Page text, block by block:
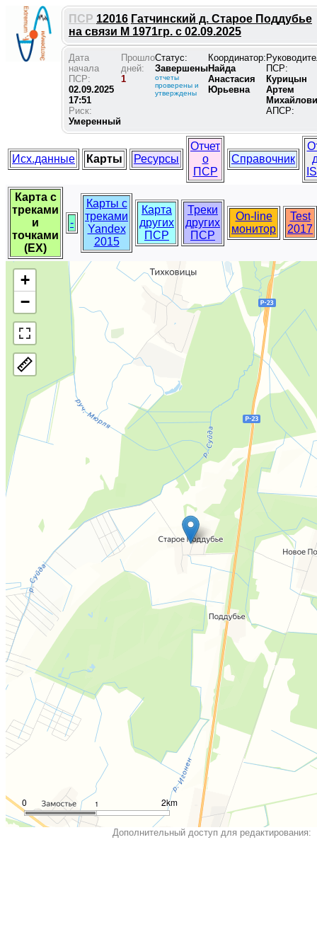
ПСР 12016 Гатчинский д. Старое Поддубье
на связи М 1971гр. с 02.09.2025
Дата
начала
ПСР:
02.09.2025
17:51
Риск:
Умеренный
Прошло
дней:
1
Статус:
Завершены
отчеты
проверены и
утверждены
Координатор:
Найда
Анастасия
Юрьевна
ПСР:
Курицын
Артем
АПСР:
Исх.данные Карты Ресурсы
Отчет
о
ПСР
Справочник
Карта с
треками
и
точками
(EX)
-
Карты с
треками
Yandex
2015
Карта
других
ПСР
Треки
других
ПСР
On-line
монитор
Test
2017
+
−
1
0 2km
Дополнительный доступ для редактирования: